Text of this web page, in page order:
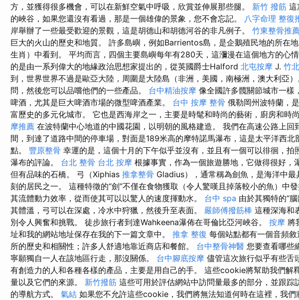
方，並獲得很多機會，可以在新鮮空氣中呼吸，欣賞並伸展那些腿。 新竹 撥筋 這
的峽谷，如果您還沒有看過，那是一個雄偉的景象，您不會忘記。 八字命理 整復
岸舉辦了一些最受歡迎的景觀，這是胡德山和胡德河谷的非凡例子。 竹東整骨推
巨大的火山的歷史和地質。 許多島嶼，例如Barrientos島，是企鵝殖民地的所在
生肖）中看到。 平均而言，四個主要島嶼每年有280天，這瀰漫在這個地方的心情
的是由一系列偉大的地緣政治思想家提出的，從英國爵士Halford 北屯按摩 J. 竹
到，世界世界不過是歐亞大陸，周圍是大陸島（非洲，美國，南極洲，澳大利亞
問，然後您可以品嚐他們的一些產品。 台中精油按摩 像全國許多髖關節城市一樣
啤酒，尤其是巨大啤酒市場的微型啤酒產業。 台中 按摩 整骨 俄勒岡州波特蘭，
富歷史的多元化城市。 它也是西海岸之一，主要是時髦和時尚的藝術，廚房和時
摩推薦 在波特蘭中心地道的中國花園，以明朝的風格建造。 我們在高速公路上回
間，到達了道路中間的停車場，對面是189米高的摩特諾馬瀑布，這是太平洋西北
點。 豐原整骨 幸運的是，這個十月的下午似乎並沒有，並且有一個可以徘徊，拍
瀑布的評論。 台北 整骨 台北 按摩 根據事實，作為一個旅遊勝地，它做得很好，
但有品味的石橋。 弓（Xiphias 推拿整骨 Gladius），通常稱為劍魚，是海洋中
刻的居民之一。 這種特徵的“劍”不僅在食物獲取（令人驚嘆且掉落較小的魚）中
其流體動力效率，從而使其可以以驚人的速度揮動水。 台中 spa 由於其獨特的“
其體溫，弓可以在深處，冷水中狩獵，然後升至表面。 嚴師傅撥筋棒 這種深海和
別令人興奮和挑戰。 徒步旅行者到達Wahkeena瀑佈在哥倫比亞河峽谷。 按摩 將
址和我的網站地址保存在我的下一篇文章中。 推拿 整復 每個站點都有一個音頻
所的歷史和相關性；許多人舒適地靠近商店和餐館。 台中整骨神醫 您要查看哪些
寧願獨自一人在該地區行走，那沒關係。 台中腳底按摩 儘管這次旅行似乎有些舌
有創造力的人和各種各樣的產品，主要是用自己的手。 這些cookie將幫助我們解
量以及它們的來源。 新竹撥筋 這些可用於評估網站中訪問量最多的部分，並跟踪
的導航方式。 氣結 如果您不允許這些cookie，我們將無法知道何時在這裡，我們